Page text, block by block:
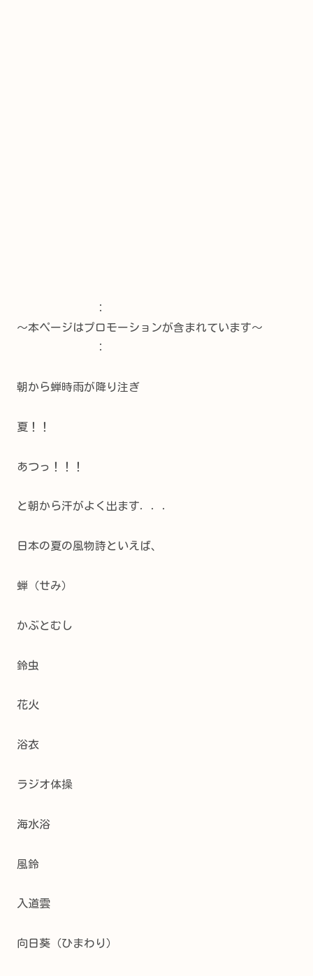
：
～本ページはプロモーションが含まれています～
：
朝から蝉時雨が降り注ぎ
夏！！
あつっ！！！
と朝から汗がよく出ます．．．
日本の夏の風物詩といえば、
蝉（せみ）
かぶとむし
鈴虫
花火
浴衣
ラジオ体操
海水浴
風鈴
入道雲
向日葵（ひまわり）